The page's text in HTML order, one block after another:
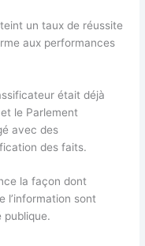
un taux de réussite
aux performances
était déjà
le Parlement
avec des
des faits.
la façon dont
l’information sont
publique.